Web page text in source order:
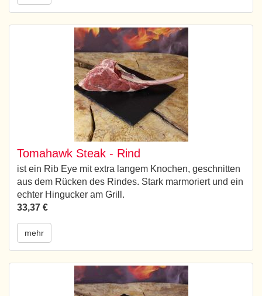
Tomahawk Steak - Rind
ist ein Rib Eye mit extra langem Knochen, geschnitten
aus dem Rücken des Rindes. Stark marmoriert und ein
echter Hingucker am Grill.
33,37 €
mehr